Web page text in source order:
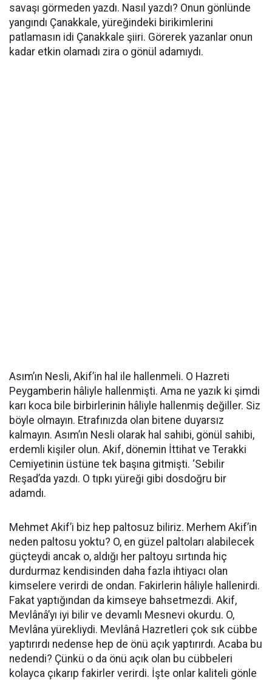
savaşı görmeden yazdı. Nasıl yazdı? Onun gönlünde
yangındı Çanakkale, yüreğindeki birikimlerini
patlamasın idi Çanakkale şiiri. Görerek yazanlar onun
kadar etkin olamadı zira o gönül adamıydı.
Asım’ın Nesli, Akif’in hal ile hallenmeli. O Hazreti
Peygamberin hâliyle hallenmişti. Ama ne yazık ki şimdi
karı koca bile birbirlerinin hâliyle hallenmiş değiller. Siz
böyle olmayın. Etrafınızda olan bitene duyarsız
kalmayın. Asım’ın Nesli olarak hal sahibi, gönül sahibi,
erdemli kişiler olun. Akif, dönemin İttihat ve Terakki
Cemiyetinin üstüne tek başına gitmişti. ‘Sebilir
Reşad’da yazdı. O tıpkı yüreği gibi dosdoğru bir
adamdı.
Mehmet Akif’i biz hep paltosuz biliriz. Merhem Akif’in
neden paltosu yoktu? O, en güzel paltoları alabilecek
güçteydi ancak o, aldığı her paltoyu sırtında hiç
durdurmaz kendisinden daha fazla ihtiyacı olan
kimselere verirdi de ondan. Fakirlerin hâliyle hallenirdi.
Fakat yaptığından da kimseye bahsetmezdi. Akif,
Mevlânâ’yı iyi bilir ve devamlı Mesnevi okurdu. O,
Mevlâna yürekliydi. Mevlânâ Hazretleri çok sık cübbe
yaptırırdı nedense hep de önü açık yaptırırdı. Acaba bu
nedendi? Çünkü o da önü açık olan bu cübbeleri
kolayca çıkarıp fakirler verirdi. İşte onlar kaliteli gönle